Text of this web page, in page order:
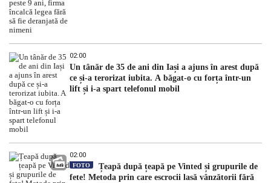
02:00
Un tânăr de 35 de ani din Iași a ajuns în arest după
ce și-a terorizat iubita. A băgat-o cu forța într-un
lift și i-a spart telefonul mobil
02:00
FOTO
Țeapă după țeapă pe Vinted și grupurile de
fete! Metoda prin care escrocii lasă vânzătorii fără